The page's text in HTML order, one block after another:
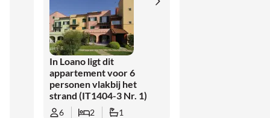
In Loano ligt dit
appartement voor 6
personen vlakbij het
strand (IT1404-3 Nr. 1)
6 2 1